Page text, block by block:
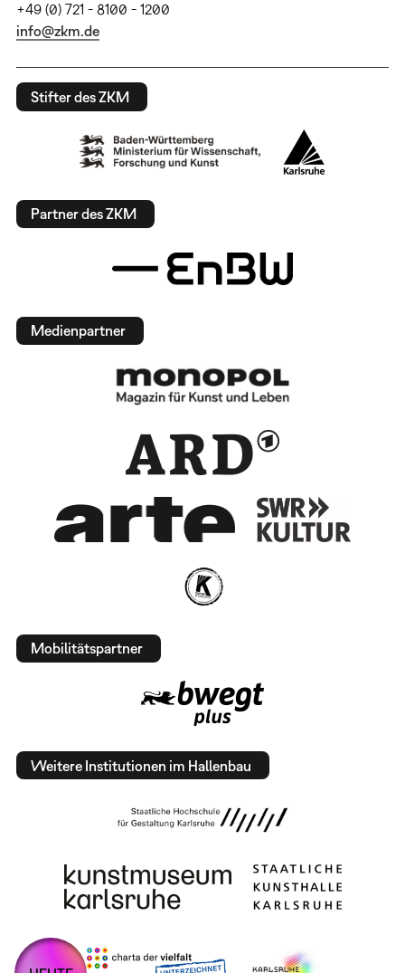
+49 (0) 721 - 8100 - 1200
info@zkm.de
Stifter des ZKM
Partner des ZKM
Medienpartner
Mobilitätspartner
Weitere Institutionen im Hallenbau